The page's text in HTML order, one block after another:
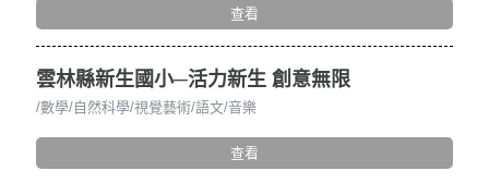
查看
雲林縣新生國小─活力新生 創意無限
數學 自然科學 視覺藝術 語文 音樂
查看